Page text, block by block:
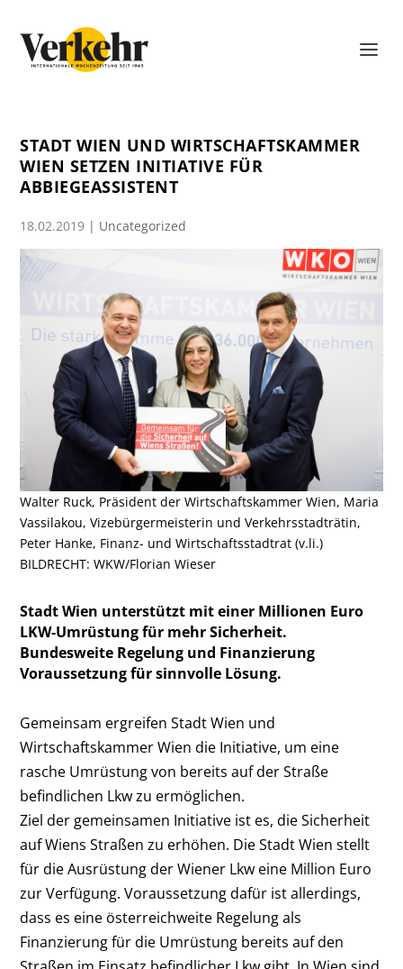
STADT WIEN UND WIRTSCHAFTSKAMMER
WIEN SETZEN INITIATIVE FÜR
ABBIEGEASSISTENT
18.02.2019 | Uncategorized
Walter Ruck, Präsident der Wirtschaftskammer Wien, Maria
Vassilakou, Vizebürgermeisterin und Verkehrsstadträtin,
Peter Hanke, Finanz- und Wirtschaftsstadtrat (v.li.)
BILDRECHT: WKW/Florian Wieser
Stadt Wien unterstützt mit einer Millionen Euro
LKW-Umrüstung für mehr Sicherheit.
Bundesweite Regelung und Finanzierung
Voraussetzung für sinnvolle Lösung.
Gemeinsam ergreifen Stadt Wien und
Wirtschaftskammer Wien die Initiative, um eine
rasche Umrüstung von bereits auf der Straße
befindlichen Lkw zu ermöglichen.
Ziel der gemeinsamen Initiative ist es, die Sicherheit
auf Wiens Straßen zu erhöhen. Die Stadt Wien stellt
für die Ausrüstung der Wiener Lkw eine Million Euro
zur Verfügung. Voraussetzung dafür ist allerdings,
dass es eine österreichweite Regelung als
Finanzierung für die Umrüstung bereits auf den